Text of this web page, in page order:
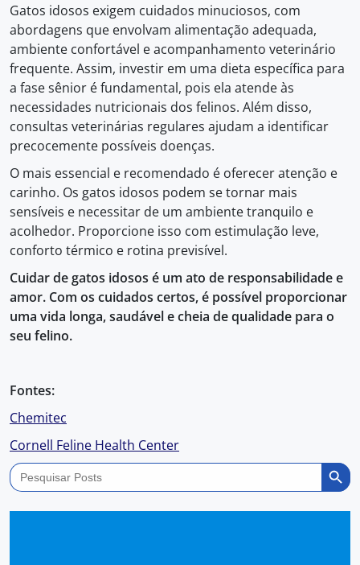
Gatos idosos exigem cuidados minuciosos, com
abordagens que envolvam alimentação adequada,
ambiente confortável e acompanhamento veterinário
frequente. Assim, investir em uma dieta específica para
a fase sênior é fundamental, pois ela atende às
necessidades nutricionais dos felinos. Além disso,
consultas veterinárias regulares ajudam a identificar
precocemente possíveis doenças.
O mais essencial e recomendado é oferecer atenção e
carinho. Os gatos idosos podem se tornar mais
sensíveis e necessitar de um ambiente tranquilo e
acolhedor. Proporcione isso com estimulação leve,
conforto térmico e rotina previsível.
Cuidar de gatos idosos é um ato de responsabilidade e
amor. Com os cuidados certos, é possível proporcionar
uma vida longa, saudável e cheia de qualidade para o
seu felino.
Fontes:
Chemitec
Cornell Feline Health Center
Search
for:
Search